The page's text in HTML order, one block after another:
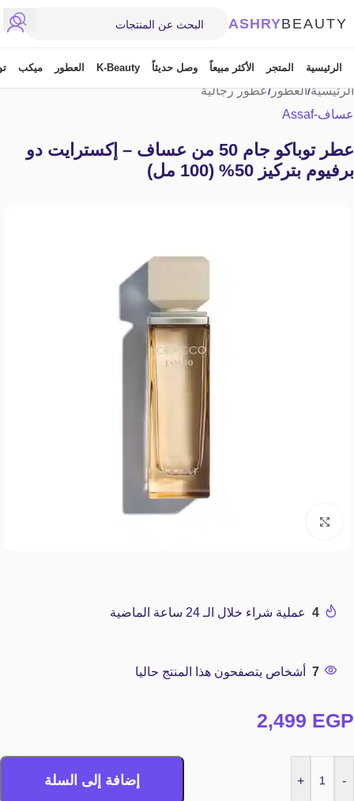
ASHRYBEAUTY
الرئيسية المتجر الأكثر مبيعاً وصل حديثاً K-Beauty العطور ميكب
الرئيسية/العطور/عطور رجالية
عساف-Assaf
عطر توباكو جام 50 من عساف – إكسترايت دو
برفيوم بتركيز 50% (100 مل)
4 عملية شراء خلال الـ 24 ساعة الماضية
7 أشخاص يتصفحون هذا المنتج حاليا
2,499 EGP
-
+ إضافة إلى السلة